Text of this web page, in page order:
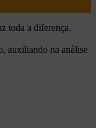
toda a diferença.
auxiliando na análise